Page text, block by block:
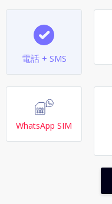
電話 + SMS
WhatsApp SIM